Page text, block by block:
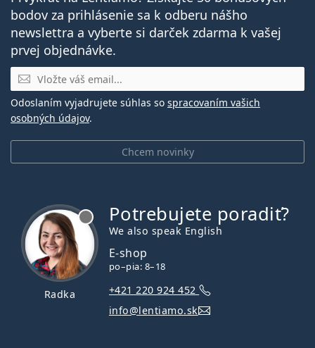
bodov za prihlásenie sa k odberu nášho
newslettra a vyberte si darček zdarma k vašej
prvej objednávke.
E-mail
Chcem novinky
Odoslaním vyjadrujete súhlas so spracovaním vašich
osobných údajov.
Radka
Potrebujete poradiť?
We also speak English
E-shop
po–pia: 8–18
+421 220 924 452
info@lentiamo.sk